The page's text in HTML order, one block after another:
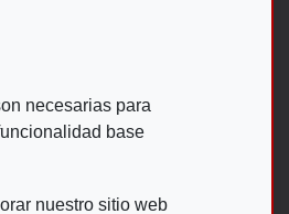
necesarias para
base
nuestro sitio web